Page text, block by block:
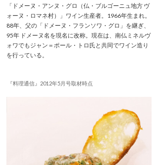
「ドメーヌ・アンヌ・グロ（仏・ブルゴーニュ地方 ヴ
ォーヌ・ロマネ村）」ワイン生産者。1966年生まれ。
88年、父の「ドメーヌ・フランソワ・グロ」を継ぎ、
95年 ドメーヌ名を現名に改称。現在は、南仏ミネルヴ
ォワでもジャン＝ポール・トロ氏と共同でワイン造り
を行っている。
『料理通信』2012年5月号取材時点